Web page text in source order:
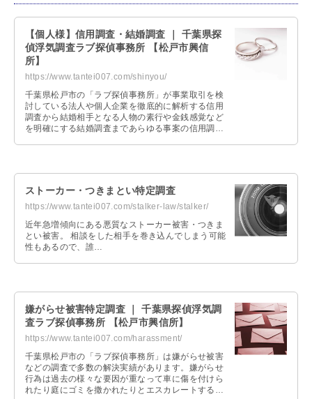
【個人様】信用調査・結婚調査 ｜ 千葉県探
偵浮気調査ラブ探偵事務所 【松戸市興信
所】
https://www.tantei007.com/shinyou/
千葉県松戸市の「ラブ探偵事務所」が事業取引を検
討している法人や個人企業を徹底的に解析する信用
調査から結婚相手となる人物の素行や金銭感覚など
を明確にする結婚調査まであらゆる事案の信用調査
ストーカー・つきまとい特定調査
https://www.tantei007.com/stalker-law/stalker/
近年急増傾向にある悪質なストーカー被害・つきま
とい被害。 相談をした相手を巻き込んでしまう可能
性もあるので、誰…
嫌がらせ被害特定調査 ｜ 千葉県探偵浮気調
査ラブ探偵事務所 【松戸市興信所】
https://www.tantei007.com/harassment/
千葉県松戸市の「ラブ探偵事務所」は嫌がらせ被害
などの調査で多数の解決実績があります。嫌がらせ
行為は過去の様々な要因が重なって車に傷を付けら
れたり庭にゴミを撒かれたりとエスカレートするケ